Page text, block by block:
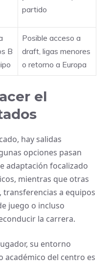
partido
B
Posible acceso a
draft, ligas menores
o retorno a Europa
el
hay salidas
opciones pasan
adaptación focalizado
mientras que otras
transferencias a equipos
juego o incluso
la carrera.
su entorno
académico del centro es